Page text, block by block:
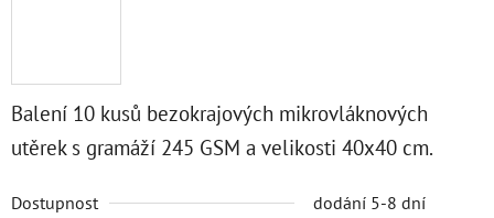
Balení 10 kusů bezokrajových mikrovláknových
utěrek s gramáží 245 GSM a velikosti 40x40 cm.
Dostupnost dodání 5-8 dní